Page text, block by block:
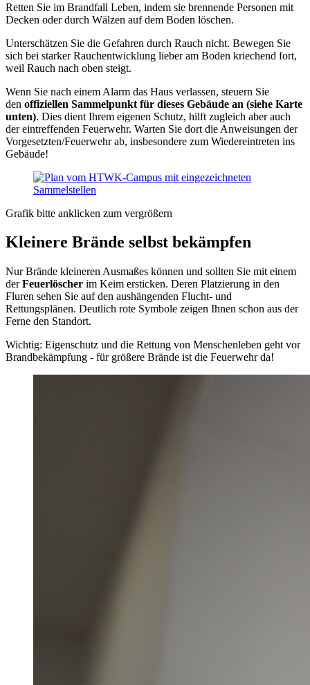
Retten Sie im Brandfall Leben, indem sie brennende Personen mit
Decken oder durch Wälzen auf dem Boden löschen.
Unterschätzen Sie die Gefahren durch Rauch nicht. Bewegen Sie
sich bei starker Rauchentwicklung lieber am Boden kriechend fort,
weil Rauch nach oben steigt.
Wenn Sie nach einem Alarm das Haus verlassen, steuern Sie
den offiziellen Sammelpunkt für dieses Gebäude an (siehe Karte
unten). Dies dient Ihrem eigenen Schutz, hilft zugleich aber auch
der eintreffenden Feuerwehr. Warten Sie dort die Anweisungen der
Vorgesetzten/Feuerwehr ab, insbesondere zum Wiedereintreten ins
Gebäude!
Grafik bitte anklicken zum vergrößern
Kleinere Brände selbst bekämpfen
Nur Brände kleineren Ausmaßes können und sollten Sie mit einem
derFeuerlöscher im Keim ersticken. Deren Platzierung in den
Fluren sehen Sie auf den aushängenden Flucht- und
Rettungsplänen. Deutlich rote Symbole zeigen Ihnen schon aus der
Ferne den Standort.
Wichtig: Eigenschutz und die Rettung von Menschenleben geht vor
Brandbekämpfung - für größere Brände ist die Feuerwehr da!